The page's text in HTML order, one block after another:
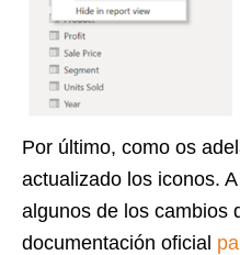
Por último, como os
actualizado los iconos.
algunos de los cambios
documentación oficial